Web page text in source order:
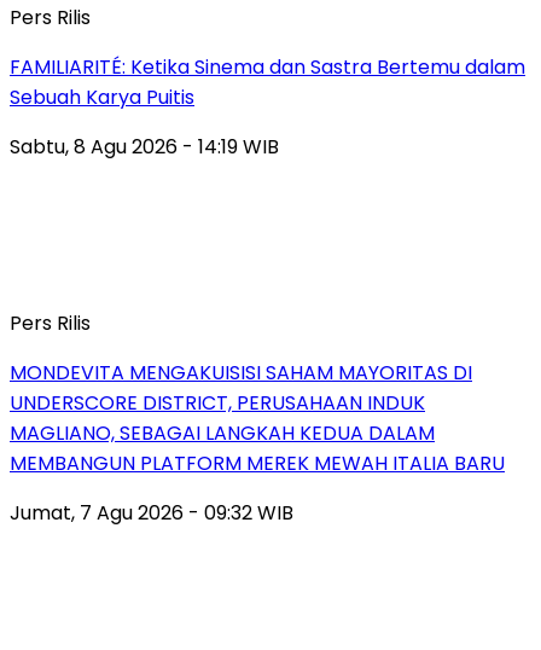
Pers Rilis
FAMILIARITÉ: Ketika Sinema dan Sastra Bertemu dalam
Sebuah Karya Puitis
Sabtu, 8 Agu 2026 - 14:19 WIB
Pers Rilis
MONDEVITA MENGAKUISISI SAHAM MAYORITAS DI
UNDERSCORE DISTRICT, PERUSAHAAN INDUK
MAGLIANO, SEBAGAI LANGKAH KEDUA DALAM
MEMBANGUN PLATFORM MEREK MEWAH ITALIA BARU
Jumat, 7 Agu 2026 - 09:32 WIB